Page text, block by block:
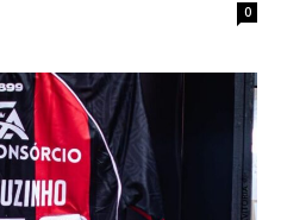
0